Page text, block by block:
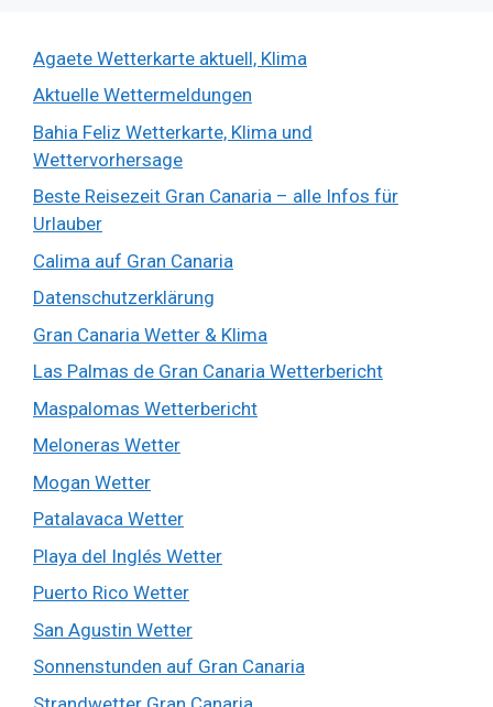
Agaete Wetterkarte aktuell, Klima
Aktuelle Wettermeldungen
Bahia Feliz Wetterkarte, Klima und
Wettervorhersage
Beste Reisezeit Gran Canaria – alle Infos für
Urlauber
Calima auf Gran Canaria
Datenschutzerklärung
Gran Canaria Wetter & Klima
Las Palmas de Gran Canaria Wetterbericht
Maspalomas Wetterbericht
Meloneras Wetter
Mogan Wetter
Patalavaca Wetter
Playa del Inglés Wetter
Puerto Rico Wetter
San Agustin Wetter
Sonnenstunden auf Gran Canaria